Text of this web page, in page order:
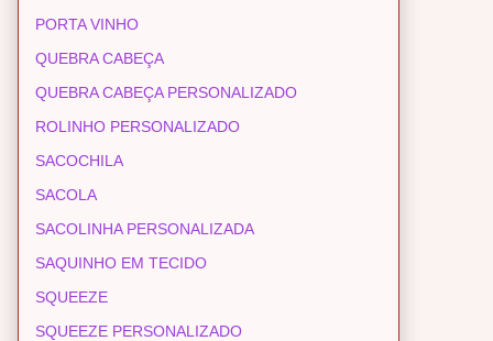
PORTA VINHO
QUEBRA CABEÇA
QUEBRA CABEÇA PERSONALIZADO
ROLINHO PERSONALIZADO
SACOCHILA
SACOLA
SACOLINHA PERSONALIZADA
SAQUINHO EM TECIDO
SQUEEZE
SQUEEZE PERSONALIZADO